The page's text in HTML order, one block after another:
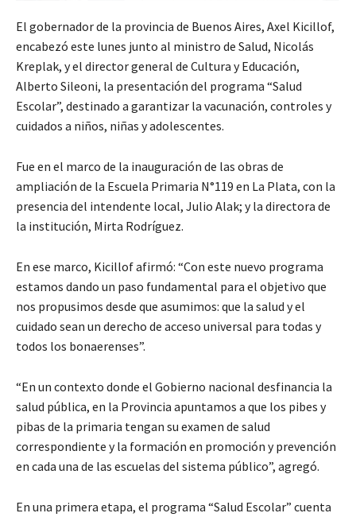
El gobernador de la provincia de Buenos Aires, Axel Kicillof,
encabezó este lunes junto al ministro de Salud, Nicolás
Kreplak, y el director general de Cultura y Educación,
Alberto Sileoni, la presentación del programa “Salud
Escolar”, destinado a garantizar la vacunación, controles y
cuidados a niños, niñas y adolescentes.
Fue en el marco de la inauguración de las obras de
ampliación de la Escuela Primaria N°119 en La Plata, con la
presencia del intendente local, Julio Alak; y la directora de
la institución, Mirta Rodríguez.
En ese marco, Kicillof afirmó: “Con este nuevo programa
estamos dando un paso fundamental para el objetivo que
nos propusimos desde que asumimos: que la salud y el
cuidado sean un derecho de acceso universal para todas y
todos los bonaerenses”.
“En un contexto donde el Gobierno nacional desfinancia la
salud pública, en la Provincia apuntamos a que los pibes y
pibas de la primaria tengan su examen de salud
correspondiente y la formación en promoción y prevención
en cada una de las escuelas del sistema público”, agregó.
En una primera etapa, el programa “Salud Escolar” cuenta